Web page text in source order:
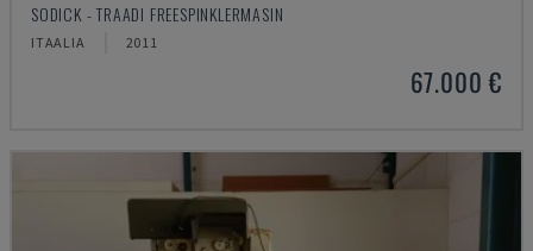
SODICK - TRAADI FREESPINKLERMASIN
ITAALIA 2011
67.000 €